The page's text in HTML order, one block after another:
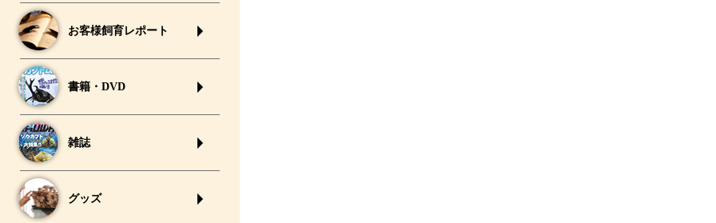
お客様飼育レポート
書籍・DVD
雑誌
グッズ